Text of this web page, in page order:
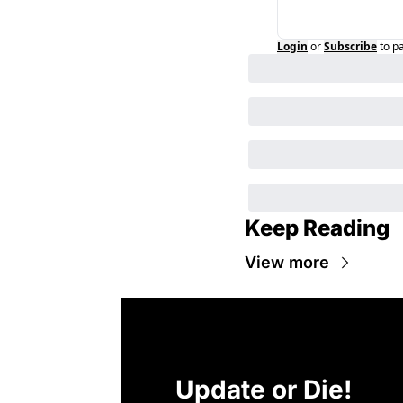
Login orSubscribeto
Keep Reading
View more
Update or Die!